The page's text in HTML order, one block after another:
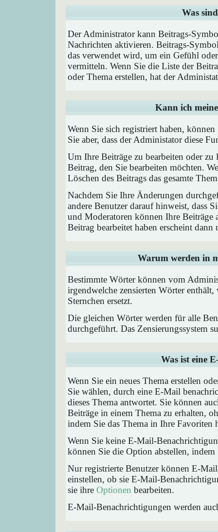
Was
Der Administrator kann Beitrags-
Nachrichten aktivieren. Beitrags-
das verwendet wird, um ein Gefühl
vermitteln. Wenn Sie die Liste der
oder Thema erstellen, hat der
Kann ich
Wenn Sie sich registriert haben,
Sie aber, dass der Administator diese
Um Ihre Beiträge zu bearbeiten oder
Beitrag, den Sie bearbeiten möchten.
Löschen des Beitrags das gesamte
Nachdem Sie Ihre Änderungen
andere Benutzer darauf hinweist, dass
und Moderatoren können Ihre Beiträge
Beitrag bearbeitet haben erscheint
Warum werden in
Bestimmte Wörter können vom
irgendwelche zensierten Wörter
Sternchen ersetzt.
Die gleichen Wörter werden für alle
durchgeführt. Das Zensierungssystem
Was ist eine
Wenn Sie ein neues Thema erstellen
Sie wählen, durch eine E-Mail
dieses Thema antwortet. Sie können
Beiträge in einem Thema zu erhalten,
indem Sie das Thema in Ihre Favoriten
Wenn Sie keine E-Mail-
können Sie die Option abstellen,
Nur registrierte Benutzer können E-
einstellen, ob sie E-Mail-
sie ihre Optionen bearbeiten.
E-Mail-Benachrichtigungen werden